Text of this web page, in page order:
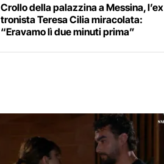
Crollo della palazzina a Messina, l’ex
tronista Teresa Cilia miracolata:
“Eravamo lì due minuti prima”